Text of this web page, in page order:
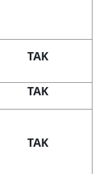
TAK
TAK
TAK